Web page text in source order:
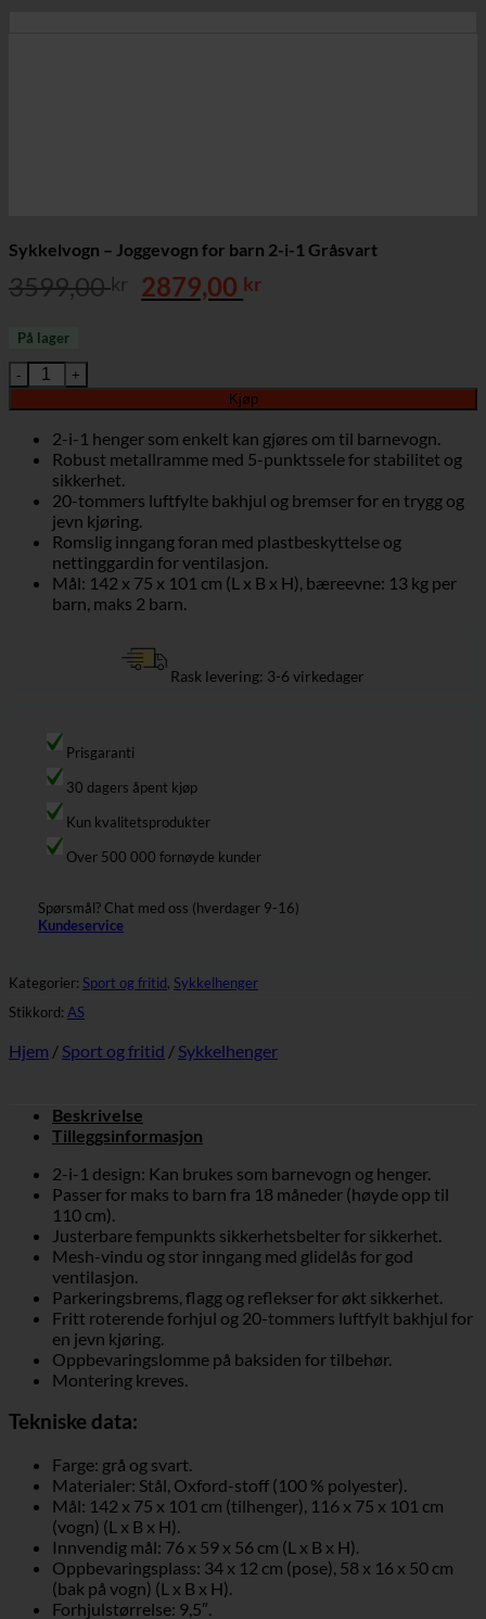
Sykkelvogn – Joggevogn for barn 2-i-1 Gråsvart
3599,00kr
Opprinnelig
pris
2879,00 krNåværende
På lager
Sykkelvogn - Joggevogn for barn 2-i-1 Gråsvart antall
Kjøp
2-i-1 henger som enkelt kan gjøres om til barnevogn.
Robust metallramme med 5-punktssele for stabilitet og
sikkerhet.
20-tommers luftfylte bakhjul og bremser for en trygg og
jevn kjøring.
Romslig inngang foran med plastbeskyttelse og
nettinggardin for ventilasjon.
Mål: 142 x 75 x 101 cm (L x B x H), bæreevne: 13 kg per
barn, maks 2 barn.
Rask levering: 3-6 virkedager
Prisgaranti
30 dagers åpent kjøp
Kun kvalitetsprodukter
Over 500 000 fornøyde kunder
Spørsmål? Chat med oss (hverdager 9-16)
Kundeservice
Kategorier: Sport og fritid, Sykkelhenger
Stikkord: AS
Hjem / Sport og fritid / Sykkelhenger
Beskrivelse
Tilleggsinformasjon
2-i-1 design: Kan brukes som barnevogn og henger.
Passer for maks to barn fra 18 måneder (høyde opp til
110 cm).
Justerbare fempunkts sikkerhetsbelter for sikkerhet.
Mesh-vindu og stor inngang med glidelås for god
ventilasjon.
Parkeringsbrems, flagg og reflekser for økt sikkerhet.
Fritt roterende forhjul og 20-tommers luftfylt bakhjul for
en jevn kjøring.
Oppbevaringslomme på baksiden for tilbehør.
Montering kreves.
Tekniske data:
Farge: grå og svart.
Materialer: Stål, Oxford-stoff (100 % polyester).
Mål: 142 x 75 x 101 cm (tilhenger), 116 x 75 x 101 cm
(vogn) (L x B x H).
Innvendig mål: 76 x 59 x 56 cm (L x B x H).
Oppbevaringsplass: 34 x 12 cm (pose), 58 x 16 x 50 cm
(bak på vogn) (L x B x H).
Forhjulstørrelse: 9,5″.